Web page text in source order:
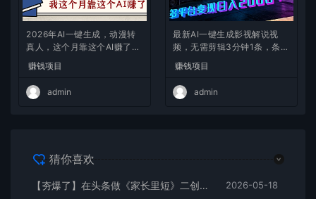
2026年AI一键生成，动漫转
真人，这个月靠这个AI赚了2
赚钱项目
admin
最新AI一键生成影视解说视
频，无需剪辑3分钟1条，条条
+
赚钱项目
admin
猜你喜欢
【夯爆了】在头条做《家长里短》二创小故事，这个月收益2w+ 2026-05-18